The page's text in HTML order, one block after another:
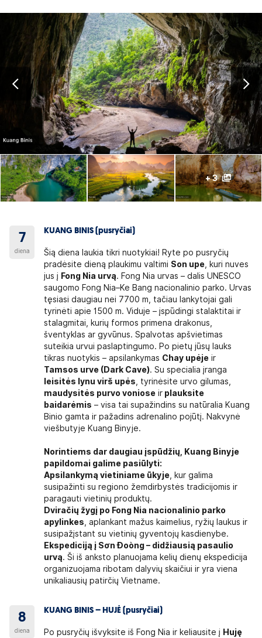
+ 3
7
diena
KUANG BINIS (pusryčiai)
Šią diena laukia tikri nuotykiai! Ryte po pusryčių
pradėsite dieną plaukimu valtimi Son upe , kuri nuves
jus į Fong Nia urvą. Fong Nia urvas – dalis UNESCO
saugomo Fong Nia–Ke Bang nacionalinio parko. Urvas
tęsiasi daugiau nei 7700 m, tačiau lankytojai gali
tyrinėti apie 1500 m. Viduje – įspūdingi stalaktitai ir
stalagmitai, kurių formos primena drakonus,
šventyklas ar gyvūnus. Spalvotas apšvietimas
suteikia urvui paslaptingumo. Po pietų jūsų lauks
tikras nuotykis – apsilankymas Chay upėje ir
Tamsos urve (Dark Cave). Su specialia įranga
leisitės lynu virš upės , tyrinėsite urvo gilumas,
maudysitės purvo voniose ir plauksite
baidarėmis – visa tai supažindins su natūralia Kuang
Binio gamta ir pažadins adrenalino pojūtį. Nakvynė
viešbutyje Kuang Binyje.
Norintiems dar daugiau įspūdžių, Kuang Binyje
papildomai galime pasiūlyti:
Apsilankymą vietiniame ūkyje , kur galima
susipažinti su regiono žemdirbystės tradicijomis ir
paragauti vietinių produktų.
Dviračių žygį po Fong Nia nacionalinio parko
apylinkes , aplankant mažus kaimelius, ryžių laukus ir
susipažįstant su vietinių gyventojų kasdienybe.
Ekspediciją į Sơn Đoòng – didžiausią pasaulio
urvą. Ši iš anksto planuojama kelių dienų ekspedicija
organizuojama ribotam dalyvių skaičiui ir yra viena
unikaliausių patirčių Vietname.
8
diena
KUANG BINIS – HUJĖ (pusryčiai)
Po pusryčių išvyksite iš Fong Nia ir keliausite į Huję